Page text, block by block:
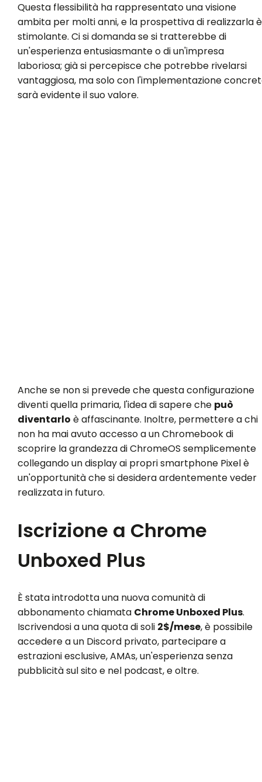
Questa flessibilità ha rappresentato una visione
ambita per molti anni, e la prospettiva di realizzarla è
stimolante. Ci si domanda se si tratterebbe di
un'esperienza entusiasmante o di un'impresa
laboriosa; già si percepisce che potrebbe rivelarsi
vantaggiosa, ma solo con l'implementazione
sarà evidente il suo valore.
Anche se non si prevede che questa configurazione
diventi quella primaria, l'idea di sapere che può
diventarlo è affascinante. Inoltre, permettere a chi
non ha mai avuto accesso a un Chromebook di
scoprire la grandezza di ChromeOS semplicemente
collegando un display ai propri smartphone Pixel è
un'opportunità che si desidera ardentemente veder
realizzata in futuro.
Iscrizione a Chrome
Unboxed Plus
È stata introdotta una nuova comunità di
abbonamento chiamata Chrome Unboxed Plus.
Iscrivendosi a una quota di soli 2$/mese, è possibile
accedere a un Discord privato, partecipare a
estrazioni esclusive, AMAs, un'esperienza senza
pubblicità sul sito e nel podcast, e oltre.